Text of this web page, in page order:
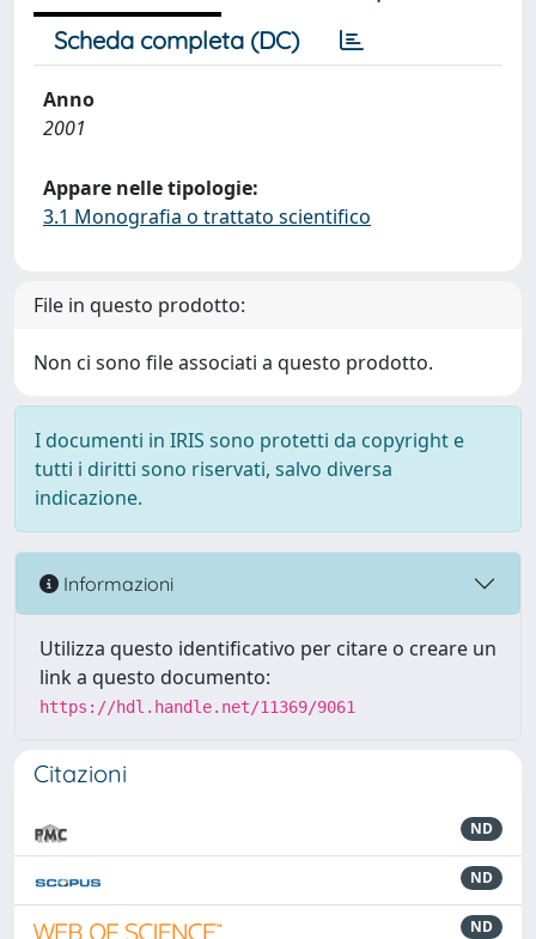
Scheda completa (DC)
Anno
2001
Appare nelle tipologie:
3.1 Monografia o trattato scientifico
File in questo prodotto:
Non ci sono file associati a questo prodotto.
I documenti in IRIS sono protetti da copyright e
tutti i diritti sono riservati, salvo diversa
indicazione.
Informazioni
Utilizza questo identificativo per citare o creare un
link a questo documento:
https://hdl.handle.net/11369/9061
Citazioni
ND
ND
ND